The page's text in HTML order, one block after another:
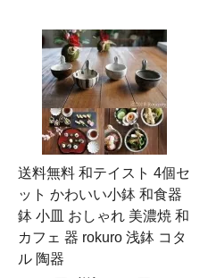
送料無料 和テイスト 4個セ
ット かわいい小鉢 和食器
鉢 小皿 おしゃれ 美濃焼 和
カフェ 器 rokuro 浅鉢 コタ
ル 陶器